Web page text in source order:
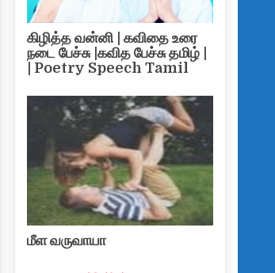
கிழித்த வன்னி | கவிதை உரை
நடை பேச்சு |கவித பேச்சு தமிழ் |
| Poetry Speech Tamil
மீள வருவாயா